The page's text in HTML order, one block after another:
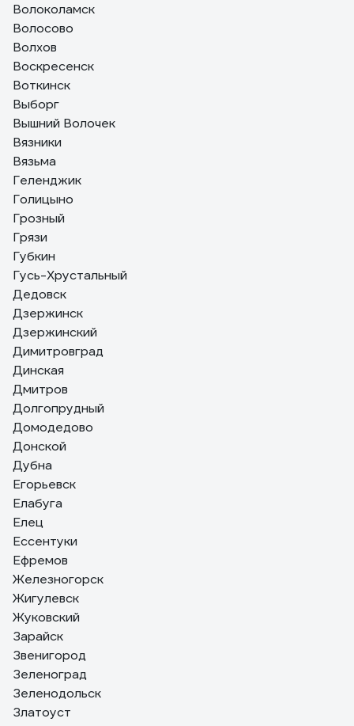
Волоколамск
Волосово
Волхов
Воскресенск
Воткинск
Выборг
Вышний Волочек
Вязники
Вязьма
Геленджик
Голицыно
Грозный
Грязи
Губкин
Гусь-Хрустальный
Дедовск
Дзержинск
Дзержинский
Димитровград
Динская
Дмитров
Долгопрудный
Домодедово
Донской
Дубна
Егорьевск
Елабуга
Елец
Ессентуки
Ефремов
Железногорск
Жигулевск
Жуковский
Зарайск
Звенигород
Зеленоград
Зеленодольск
Златоуст